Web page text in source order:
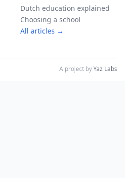
Dutch education explained
Choosing a school
All articles →
A project byYaz Labs